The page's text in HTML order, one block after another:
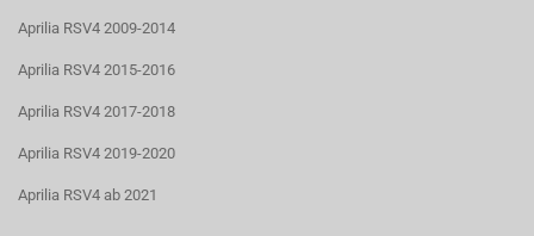
Aprilia RSV4 2009-2014
Aprilia RSV4 2015-2016
Aprilia RSV4 2017-2018
Aprilia RSV4 2019-2020
Aprilia RSV4 ab 2021